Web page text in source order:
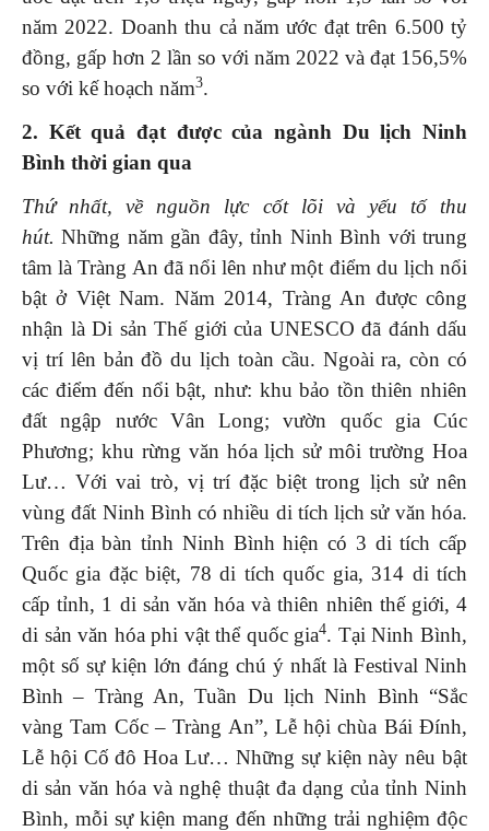
năm 2022. Doanh thu cả năm ước đạt trên 6.500 tỷ
đồng, gấp hơn 2 lần so với năm 2022 và đạt 156,5%
so với kế hoạch năm3.
2. Kết quả đạt được của ngành Du lịch Ninh
Bình thời gian qua
Thứ nhất, về nguồn lực cốt lõi và yếu tố thu
hút. Những năm gần đây, tỉnh Ninh Bình với trung
tâm là Tràng An đã nổi lên như một điểm du lịch nổi
bật ở Việt Nam. Năm 2014, Tràng An được công
nhận là Di sản Thế giới của UNESCO đã đánh dấu
vị trí lên bản đồ du lịch toàn cầu. Ngoài ra, còn có
các điểm đến nổi bật, như: khu bảo tồn thiên nhiên
đất ngập nước Vân Long; vườn quốc gia Cúc
Phương; khu rừng văn hóa lịch sử môi trường Hoa
Lư… Với vai trò, vị trí đặc biệt trong lịch sử nên
vùng đất Ninh Bình có nhiều di tích lịch sử văn hóa.
Trên địa bàn tỉnh Ninh Bình hiện có 3 di tích cấp
Quốc gia đặc biệt, 78 di tích quốc gia, 314 di tích
cấp tỉnh, 1 di sản văn hóa và thiên nhiên thế giới, 4
di sản văn hóa phi vật thể quốc gia4. Tại Ninh Bình,
một số sự kiện lớn đáng chú ý nhất là Festival Ninh
Bình – Tràng An, Tuần Du lịch Ninh Bình “Sắc
vàng Tam Cốc – Tràng An”, Lễ hội chùa Bái Đính,
Lễ hội Cố đô Hoa Lư… Những sự kiện này nêu bật
di sản văn hóa và nghệ thuật đa dạng của tỉnh Ninh
Bình, mỗi sự kiện mang đến những trải nghiệm độc